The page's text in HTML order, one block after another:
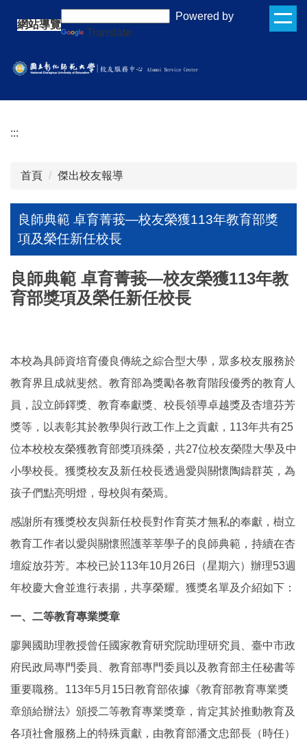
要
內
網站導覽
Powered by
Translate
:::
首頁 傑出校友報導
良師典範 卓育菁莪—校友榮獲113年教育部獎
項及榮任新任校長
良師典範 卓育菁莪—校友榮獲113年教
育部獎項及榮任新任校長
本校為具師資培育優良傳統之綜合型大學，眾多校友服務於
教育界且成就斐然。教育部為獎勵各教育階段優秀的教育人
員，設立師鐸獎、教育奉獻獎、校長領導卓越獎及杏壇芬芳
獎等，以表彰其於教學與行政工作上之貢獻，113年共有25
位本校校友榮獲教育部獎項殊榮，共27位校友榮陞大學及中
小學校長。獲獎校友及新任校長透過愛與關懷陶鑄群英，為
孩子們點亮明燈，母校與有榮焉。
感謝所有獲獎校友與新任校長對作育英才無私的奉獻，樹立
教育工作者以愛與關懷照護莘莘學子的良師典範，持續在杏
壇綻放芬芳。本校已於113年10月26日（星期六）辦理53週
年校慶大會並進行表揚，共享榮耀。獲獎名單及介紹如下：
一、二等教育專業獎章
廖興國助理教授曾任國家教育研究院助理研究員、臺中市政
府民政局專門委員、教育部專門委員以及教育部主任秘書等
重要職務。113年5月15日教育部依據《教育部教育專業獎
章頒給辦法》頒授二等教育專業獎章，肯定其於推動教育及
各項社會服務上的特殊貢獻，由教育部潘文忠部長（時任）